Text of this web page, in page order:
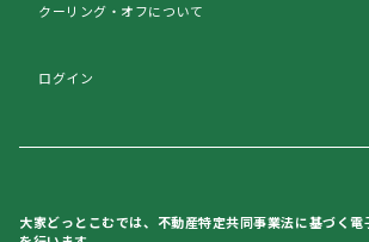
クーリング・オフについて
ログイン
大家どっとこむでは、不動産特定共同事業法に基づく電